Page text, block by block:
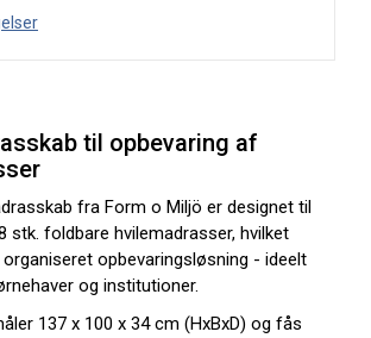
til opbevaring af
fra Form o Miljö er designet til
stk. foldbare hvilemadrasser, hvilket
opbevaringsløsning - ideelt
og institutioner.
137 x 100 x 34 cm (HxBxD) og fås